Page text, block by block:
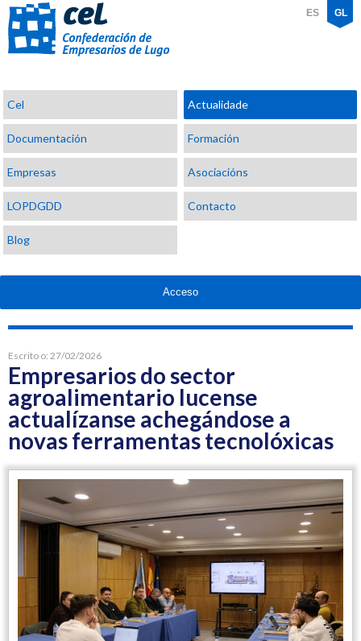
Confederación
de
Empresarios
de
Lugo
ES GL
Cel Actualidade
Documentación Formación
Empresas Asociacións
LOPDGDD Contacto
Blog
Acceso
Escrito o: 27/02/2026
Empresarios do sector
agroalimentario lucense
actualízanse achegándose a
novas ferramentas tecnolóxicas